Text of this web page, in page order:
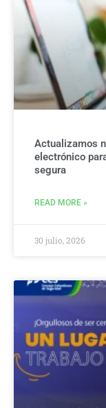
Actualizamos
electrónico
segura
READ MORE »
30 julio, 2026